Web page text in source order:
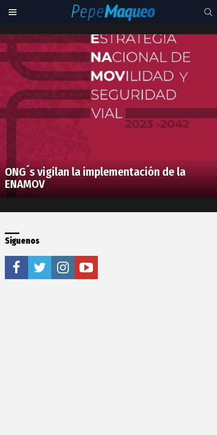
ENAMOV
Latest
stories
ONG´s vigilan la implementación de la
ENAMOV
Síguenos
facebooktwitter instagramyoutube